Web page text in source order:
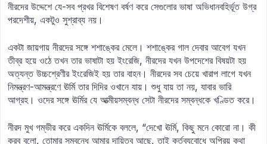
নীরদের উদ্দেশে যে-সব প্রখর বিশেষণ বর্ষণ করে সেগুলোর ভাষা অভিধানবহির্ভূত উগ্র
পরদেশীয়, একটুও সুশ্রাব্য নয়।
একটা জায়গায় নীরদের সঙ্গে শশাঙ্কের মেলে। শশাঙ্কের গাল দেবার আবেগ যখন
তীব্র হয়ে ওঠে তখন তার ভাষাটা হয় ইংরেজি, নীরদের যখন উপদেশের বিষয়টা হয়
অত্যন্ত উচ্চশ্রেণীর ইংরেজিই হয় তার বাহন। নীরদের সব চেয়ে খারাপ লাগে যখন
নিমন্ত্রণ-আমন্ত্রণে ঊর্মি তার দিদির ওখানে যায়। শুধু যায় তা নয়, যাবার ভারি
আগ্রহ। ওদের সঙ্গে ঊর্মির যে আত্মীয়সম্বন্ধ সেটা নীরদের সম্বন্ধকে খণ্ডিত করে।
নীরদ মুখ গম্ভীর করে একদিন ঊর্মিকে বললে, “দেখো ঊর্মি, কিছু মনে কোরো না। কী
করব বলো, তোমার সম্বন্ধে আমার দায়িত্ব আছে, তাই কর্তব্যবোধে অপ্রিয় কথা